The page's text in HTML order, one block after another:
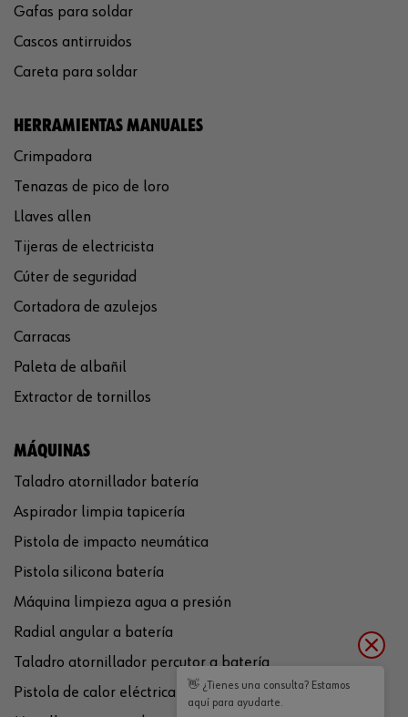
Gafas para soldar
Cascos antirruidos
Careta para soldar
HERRAMIENTAS MANUALES
Crimpadora
Tenazas de pico de loro
Llaves allen
Tijeras de electricista
Cúter de seguridad
Cortadora de azulejos
Carracas
Paleta de albañil
Extractor de tornillos
MÁQUINAS
Taladro atornillador batería
Aspirador limpia tapicería
Pistola de impacto neumática
Pistola silicona batería
Máquina limpieza agua a presión
Radial angular a batería
Taladro atornillador percutor a batería
Pistola de calor eléctrica
👋 ¿Tienes una consulta? Estamos
aquí para ayudarte.